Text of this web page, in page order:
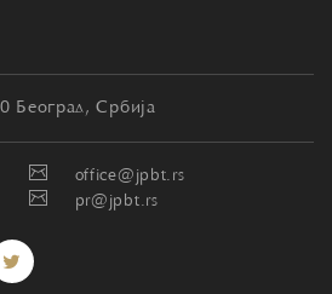
Београд, Србија
office@jpbt.rs
pr@jpbt.rs